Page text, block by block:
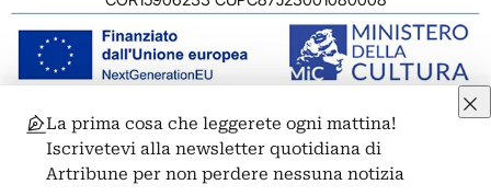
© 2011-2026 ARTRIBUNE srl – Corso Vittorio Emanuele II, 287 –
00186 Roma - P.I. 11381581005
Privacy: Responsabile della protezione dei dati personali
La prima cosa che leggerete ogni mattina!
Iscrivetevi alla newsletter quotidiana di
Artribune per non perdere nessuna notizia